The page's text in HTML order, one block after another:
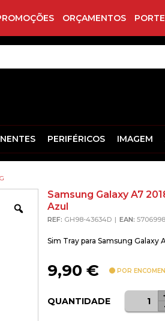
ORÇAMENTOS
PERIFÉRICOS IMAGEM
Zoom
Samsung Galaxy A7
Azul
REF: GH98-43634D EAN:
Sim Tray para Samsung Galaxy
9,90 € POR
QUANTIDADE
de